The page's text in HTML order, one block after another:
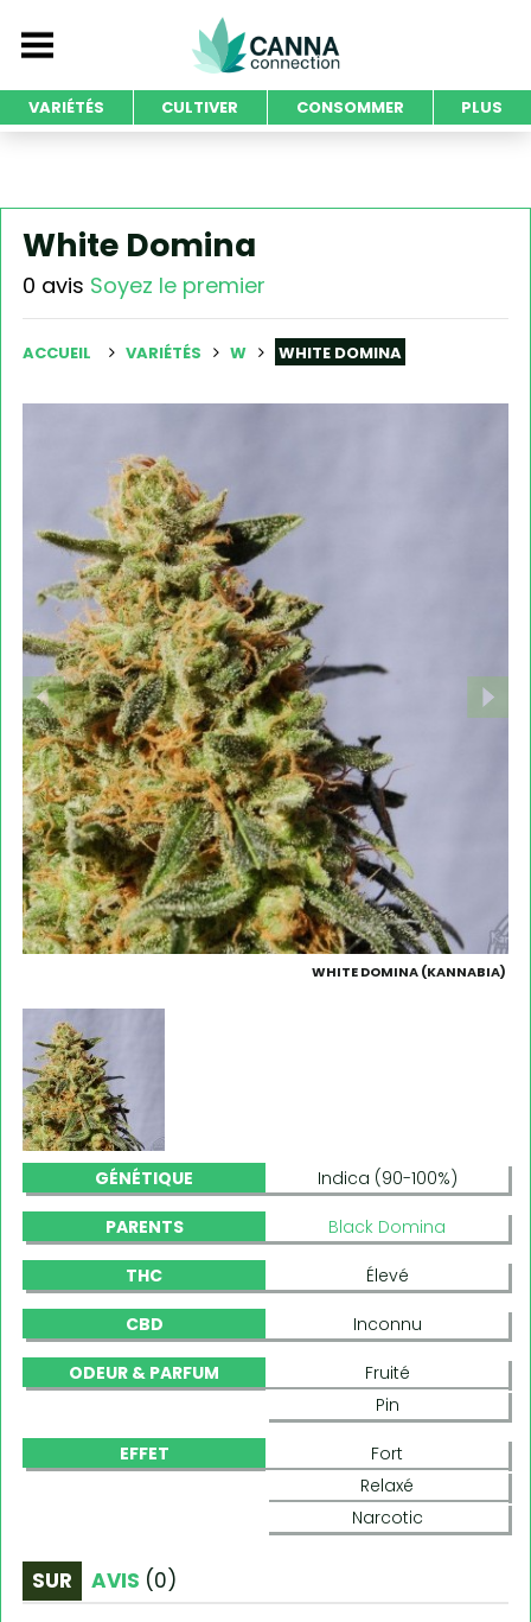
VARIÉTÉS CULTIVER CONSOMMER PLUS
White Domina
0 avis Soyez le premier
ACCUEIL VARIÉTÉS W WHITE DOMINA
WHITE DOMINA (KANNABIA)
GÉNÉTIQUE Indica (90-100%)
PARENTS Black Domina
THC Élevé
CBD Inconnu
ODEUR & PARFUM
Fruité
Pin
EFFET
Fort
Relaxé
Narcotic
SUR AVIS (0)